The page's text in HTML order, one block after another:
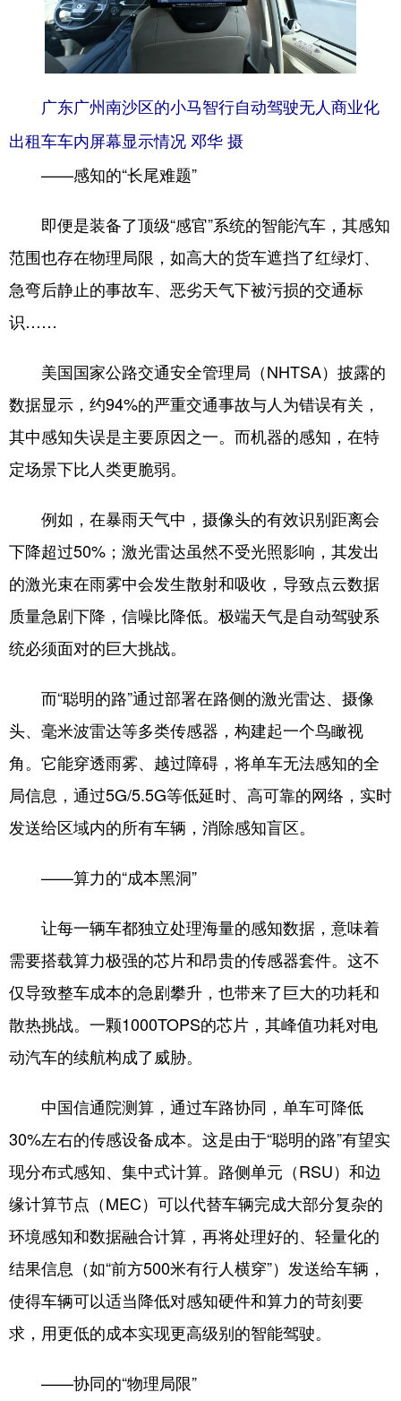
广东广州南沙区的小马智行自动驾驶无人商业化
出租车车内屏幕显示情况 邓华 摄
——感知的“长尾难题”
即便是装备了顶级“感官”系统的智能汽车，其感知
范围也存在物理局限，如高大的货车遮挡了红绿灯、
急弯后静止的事故车、恶劣天气下被污损的交通标
识……
美国国家公路交通安全管理局（NHTSA）披露的
数据显示，约94%的严重交通事故与人为错误有关，
其中感知失误是主要原因之一。而机器的感知，在特
定场景下比人类更脆弱。
例如，在暴雨天气中，摄像头的有效识别距离会
下降超过50%；激光雷达虽然不受光照影响，其发出
的激光束在雨雾中会发生散射和吸收，导致点云数据
质量急剧下降，信噪比降低。极端天气是自动驾驶系
统必须面对的巨大挑战。
而“聪明的路”通过部署在路侧的激光雷达、摄像
头、毫米波雷达等多类传感器，构建起一个鸟瞰视
角。它能穿透雨雾、越过障碍，将单车无法感知的全
局信息，通过5G/5.5G等低延时、高可靠的网络，实时
发送给区域内的所有车辆，消除感知盲区。
——算力的“成本黑洞”
让每一辆车都独立处理海量的感知数据，意味着
需要搭载算力极强的芯片和昂贵的传感器套件。这不
仅导致整车成本的急剧攀升，也带来了巨大的功耗和
散热挑战。一颗1000TOPS的芯片，其峰值功耗对电
动汽车的续航构成了威胁。
中国信通院测算，通过车路协同，单车可降低
30%左右的传感设备成本。这是由于“聪明的路”有望实
现分布式感知、集中式计算。路侧单元（RSU）和边
缘计算节点（MEC）可以代替车辆完成大部分复杂的
环境感知和数据融合计算，再将处理好的、轻量化的
结果信息（如“前方500米有行人横穿”）发送给车辆，
使得车辆可以适当降低对感知硬件和算力的苛刻要
求，用更低的成本实现更高级别的智能驾驶。
——协同的“物理局限”